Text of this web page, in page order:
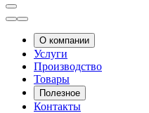
О компании
Услуги
Производство
Товары
Полезное
Контакты